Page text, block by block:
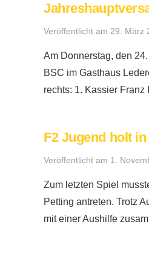
Veröffentlicht am 29. März
Am Donnerstag, den
BSC im Gasthaus
rechts: 1. Kassier
F2 Jugend holt
Veröffentlicht am 1.
Zum letzten Spiel
Petting antreten. Trotz
mit einer Aushilfe